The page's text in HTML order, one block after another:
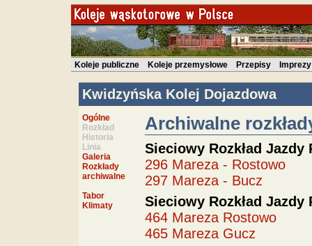
Koleje publiczne Koleje przemysłowe Przepisy Imprezy
Kwidzyńska Kolej Dojazdowa
Ogólne
Rozkład
Historia
Linia
Galeria
Rozkłady
archiwalne
Tabor
Klimaty
Archiwalne
Sieciowy Rozkład Jazdy
296 Mareza - Rostowo
297 Mareza - Bucz
Sieciowy Rozkład Jazdy
464 Mareza Rostowo
465 Mareza Gucz